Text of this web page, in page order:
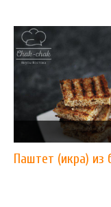
Паштет (икра) из